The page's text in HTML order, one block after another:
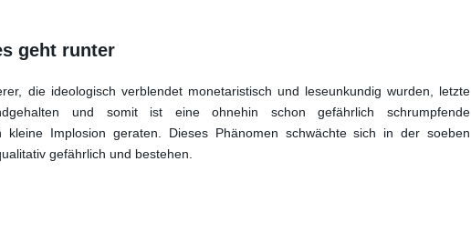
geht runter
die ideologisch verblendet monetaristisch und leseunkundig wurden, letzte
und somit ist eine ohnehin schon gefährlich schrumpfende
Implosion geraten. Dieses Phänomen schwächte sich in der soeben
gefährlich und bestehen.